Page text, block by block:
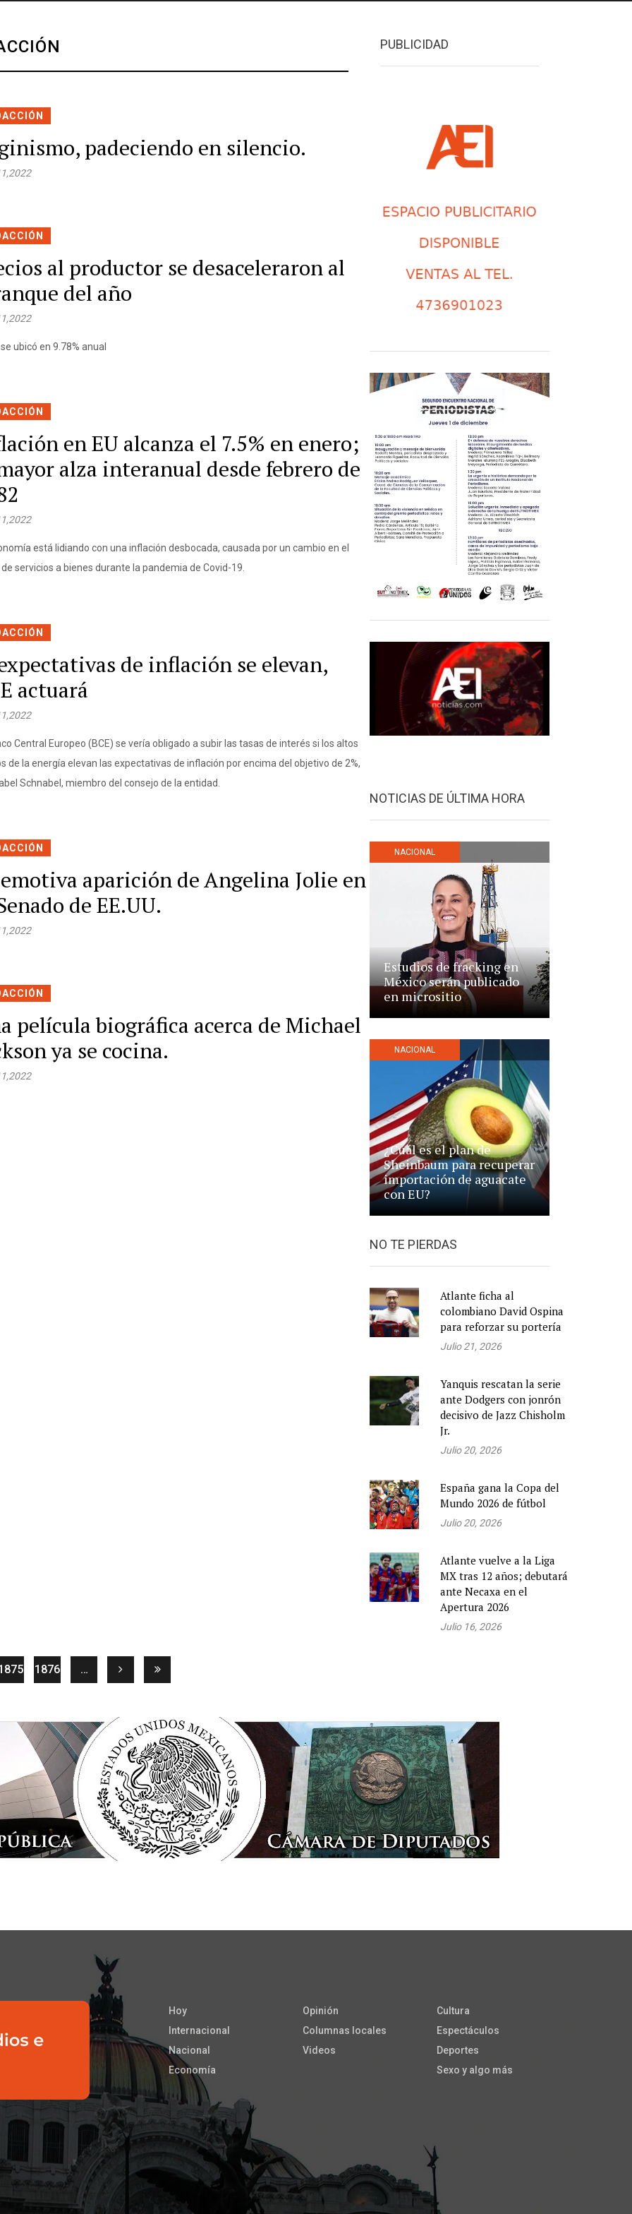
padeciendo en silencio.
al productor se desaceleraron al
del año
se ubicó en 9.78% anual
en EU alcanza el 7.5% en enero;
alza interanual desde febrero de
está lidiando con una inflación desbocada, causada por un cambio en el
servicios a bienes durante la pandemia de Covid-19.
de inflación se elevan,
actuará
Central Europeo (BCE) se vería obligado a subir las tasas de interés si los altos
de la energía elevan las expectativas de inflación por encima del objetivo de 2%,
Schnabel, miembro del consejo de la entidad.
aparición de Angelina Jolie en
de EE.UU.
película biográfica acerca de Michael
ya se cocina.
PUBLICIDAD
NOTICIAS DE ÚLTIMA HORA
NACIONAL
Estudios de fracking en
México serán publicado
en micrositio
NACIONAL
¿Cuál es el plan de
Sheinbaum para recuperar
importación de aguacate
con EU?
NO TE PIERDAS
Atlante ficha al
colombiano David Ospina
para reforzar su portería
Julio 21, 2026
Yanquis rescatan la serie
ante Dodgers con jonrón
decisivo de Jazz Chisholm
Jr.
Julio 20, 2026
España gana la Copa del
Mundo 2026 de fútbol
Julio 20, 2026
Atlante vuelve a la Liga
MX tras 12 años; debutará
ante Necaxa en el
Apertura 2026
Julio 16, 2026
1876 …
Hoy
Internacional
Nacional
Economía
Opinión
Columnas locales
Videos
Cultura
Espectáculos
Deportes
Sexo y algo más